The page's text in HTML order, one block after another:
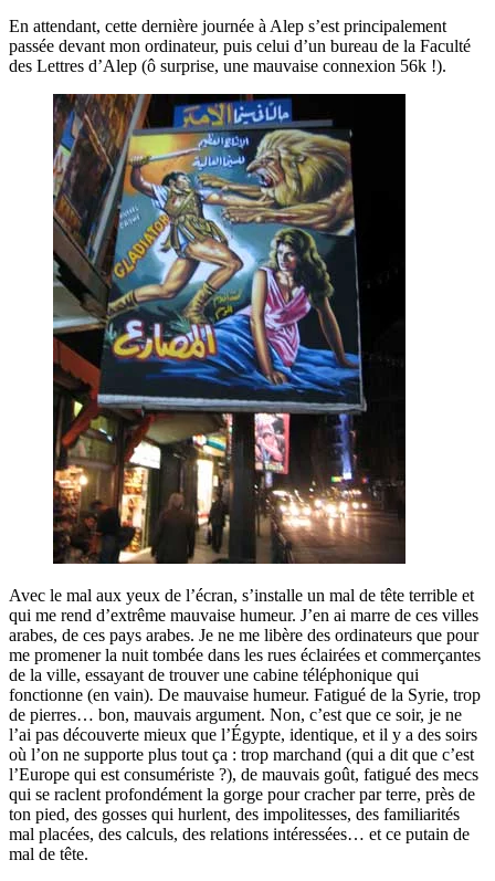
En attendant, cette dernière journée à Alep s’est principalement
passée devant mon ordinateur, puis celui d’un bureau de la Faculté
des Lettres d’Alep (ô surprise, une mauvaise connexion 56k !).
Avec le mal aux yeux de l’écran, s’installe un mal de tête terrible et
qui me rend d’extrême mauvaise humeur. J’en ai marre de ces villes
arabes, de ces pays arabes. Je ne me libère des ordinateurs que pour
me promener la nuit tombée dans les rues éclairées et commerçantes
de la ville, essayant de trouver une cabine téléphonique qui
fonctionne (en vain). De mauvaise humeur. Fatigué de la Syrie, trop
de pierres… bon, mauvais argument. Non, c’est que ce soir, je ne
l’ai pas découverte mieux que l’Égypte, identique, et il y a des soirs
où l’on ne supporte plus tout ça : trop marchand (qui a dit que c’est
l’Europe qui est consumériste ?), de mauvais goût, fatigué des mecs
qui se raclent profondément la gorge pour cracher par terre, près de
ton pied, des gosses qui hurlent, des impolitesses, des familiarités
mal placées, des calculs, des relations intéressées… et ce putain de
mal de tête.